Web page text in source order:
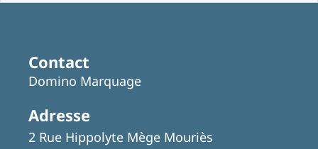
Contact
Domino Marquage
Adresse
2 Rue Hippolyte Mège Mouriès